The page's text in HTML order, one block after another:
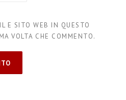
E SITO WEB IN QUESTO
VOLTA CHE COMMENTO.